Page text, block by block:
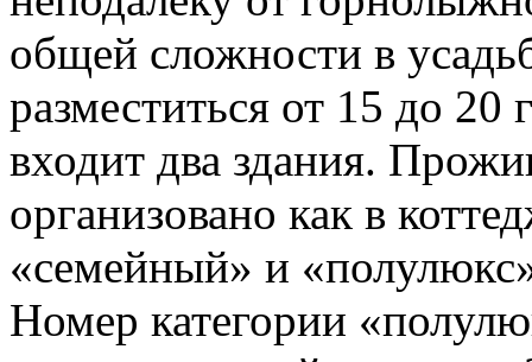
общей сложности в
разместиться от 15 до 20
входит два здания.
организовано как в
«семейный» и
Номер категории